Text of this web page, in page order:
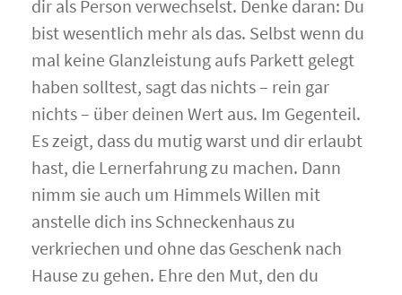
dir als Person verwechselst. Denke daran: Du
bist wesentlich mehr als das. Selbst wenn du
mal keine Glanzleistung aufs Parkett gelegt
haben solltest, sagt das nichts – rein gar
nichts – über deinen Wert aus. Im Gegenteil.
Es zeigt, dass du mutig warst und dir erlaubt
hast, die Lernerfahrung zu machen. Dann
nimm sie auch um Himmels Willen mit
anstelle dich ins Schneckenhaus zu
verkriechen und ohne das Geschenk nach
Hause zu gehen. Ehre den Mut, den du